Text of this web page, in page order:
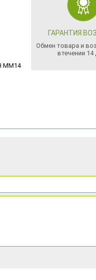
ГАРАНТИЯ
Обмен товара и
втечении 14